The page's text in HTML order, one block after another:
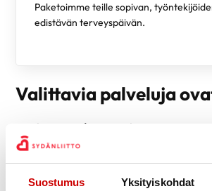
Suostumus Yksityiskohdat
Paketoimme teille sopivan,
edistävän terveyspäivän.
Valittavia palveluja
terveysluennot
terveysarvojen